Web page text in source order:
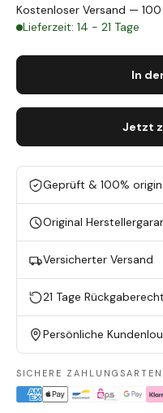
Kostenloser Versand —
Lieferzeit: 14 - 21 Tage
In
Jetzt
Geprüft & 100%
Original
Versicherter Versand
21 Tage Rückgaberecht
Persönliche
SICHERE ZAHLUNGSARTEN